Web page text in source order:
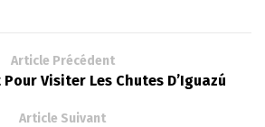
Article Précédent
Visiter Les Chutes D’Iguazú
Article Suivant